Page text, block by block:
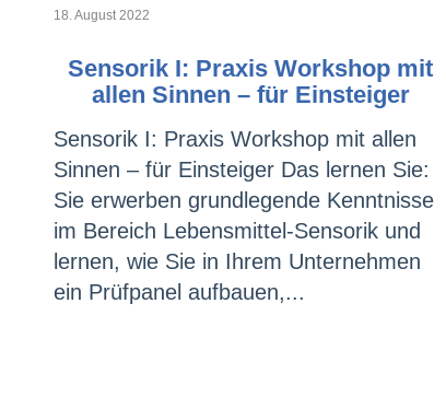
18. August 2022
Sensorik I: Praxis Workshop mit
allen Sinnen – für Einsteiger
Sensorik I: Praxis Workshop mit allen
Sinnen – für Einsteiger Das lernen Sie:
Sie erwerben grundlegende Kenntnisse
im Bereich Lebensmittel-Sensorik und
lernen, wie Sie in Ihrem Unternehmen
ein Prüfpanel aufbauen,...